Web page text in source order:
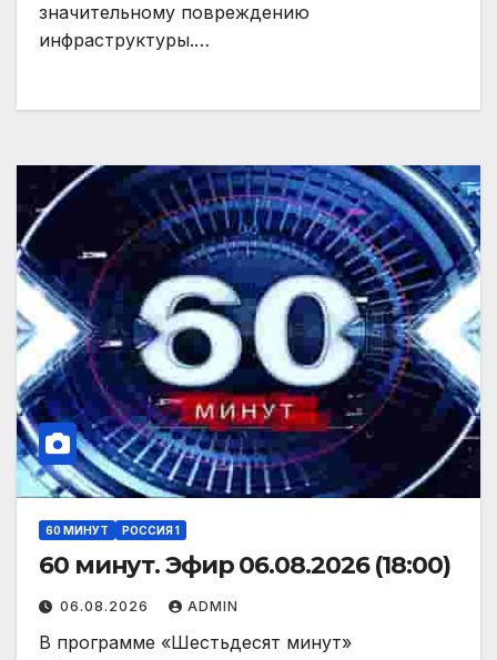
значительному повреждению
инфраструктуры.…
60 МИНУТ РОССИЯ 1
60 минут. Эфир 06.08.2026 (18:00)
06.08.2026 ADMIN
В программе «Шестьдесят минут»